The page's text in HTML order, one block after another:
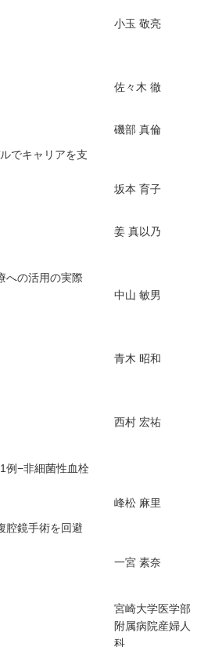
小玉 敬亮
佐々木 徹
磯部 真倫
でキャリアを支
坂本 育子
姜 真以乃
への活用の実際
中山 敏男
青木 昭和
西村 宏祐
例−非細菌性血栓
峰松 麻里
腔鏡手術を回避
一宮 素奈
宮崎大学医学部
附属病院産婦人
科